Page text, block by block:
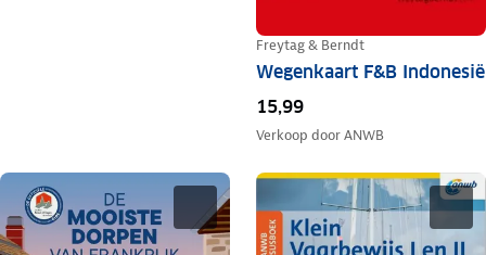
Freytag & Berndt
Wegenkaart F&B Indonesië
15,99
Verkoop doorANWB